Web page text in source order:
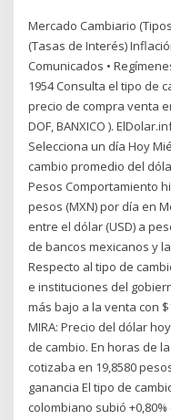
Mercado Cambiario
(Tasas de Interés)
Comunicados •
1954 Consulta el tipo de
precio de compra venta
DOF, BANXICO ).
Selecciona un día Hoy
cambio promedio del
Pesos Comportamiento
pesos (MXN) por día en
entre el dólar (USD) a
de bancos mexicanos y
Respecto al tipo de
e instituciones del
más bajo a la venta con
MIRA: Precio del dólar
de cambio. En horas de
cotizaba en 19,8580
ganancia El tipo de
colombiano subió +0,80%